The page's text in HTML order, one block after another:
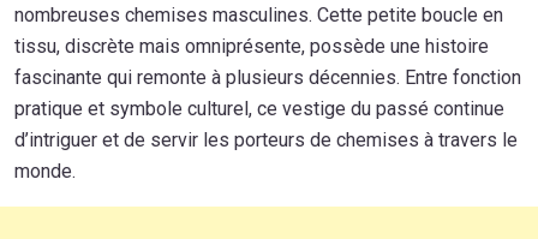
nombreuses chemises masculines. Cette petite boucle en
tissu, discrète mais omniprésente, possède une histoire
fascinante qui remonte à plusieurs décennies. Entre fonction
pratique et symbole culturel, ce vestige du passé continue
d’intriguer et de servir les porteurs de chemises à travers le
monde.